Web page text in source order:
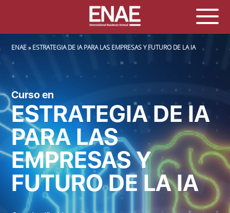
SOBRESCRIBIR ENLACES DE AYUDA A LA NAVEGACIÓN
ENAE ESTRATEGIA DE IA PARA LAS EMPRESAS Y FUTURO DE LA IA
Curso en
ESTRATEGIA DE IA
PARA LAS
EMPRESAS Y
FUTURO DE LA IA